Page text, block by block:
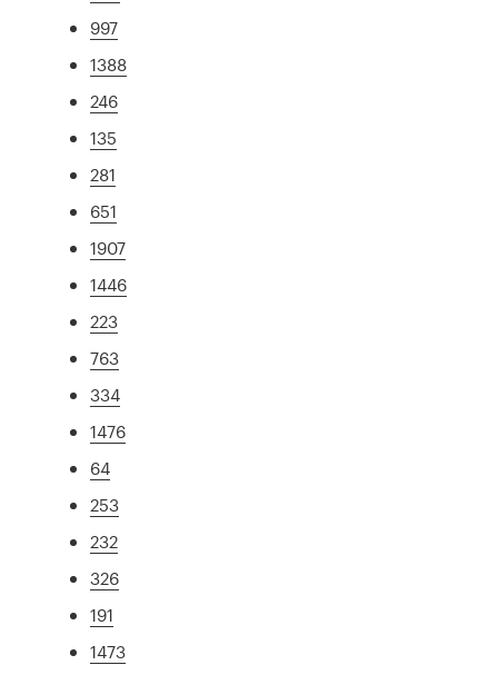
997
1388
246
135
281
651
1907
1446
223
763
334
1476
64
253
232
326
191
1473